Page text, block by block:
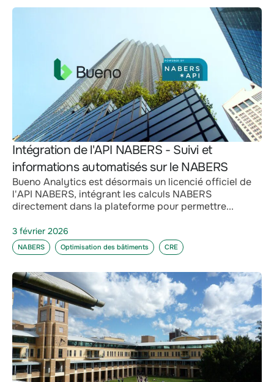
Intégration de l'API NABERS - Suivi et
informations automatisés sur le NABERS
Bueno Analytics est désormais un licencié officiel de
l'API NABERS, intégrant les calculs NABERS
directement dans la plateforme pour permettre...
3 février 2026
NABERS Optimisation des bâtiments CRE